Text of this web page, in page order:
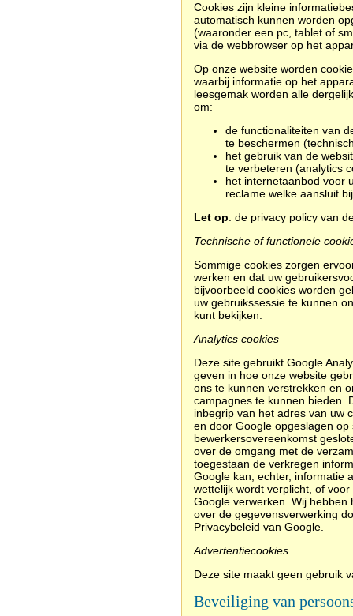
Cookies zijn kleine
automatisch kunnen worden
(waaronder een pc, tablet of
via de webbrowser op het
Op onze website worden
waarbij informatie op het
leesgemak worden alle
om:
de functionaliteiten van
te beschermen
het gebruik van de
te verbeteren (analytics
het internetaanbod voor
reclame welke aansluit
Let op: de privacy policy van
Technische of functionele
Sommige cookies zorgen
werken en dat uw
bijvoorbeeld cookies worden
uw gebruikssessie te kunnen
kunt bekijken.
Analytics cookies
Deze site gebruikt Google
geven in hoe onze website
ons te kunnen verstrekken en
campagnes te kunnen bieden.
inbegrip van het adres van uw
en door Google opgeslagen
bewerkersovereenkomst
over de omgang met de
toegestaan de verkregen
Google kan, echter, informatie
wettelijk wordt verplicht, of
Google verwerken. Wij
over de gegevensverwerking
Privacybeleid van Google.
Advertentiecookies
Deze site maakt geen gebruik
Beveiliging van